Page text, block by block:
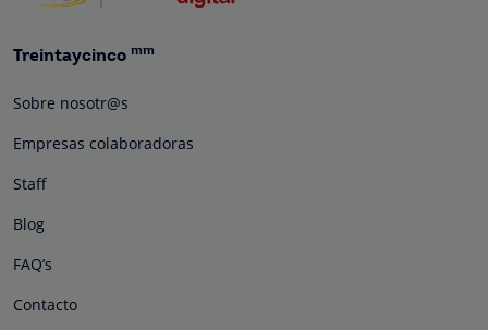
Treintaycinco mm
Sobre nosotr@s
Empresas colaboradoras
Staff
Blog
FAQ’s
Contacto